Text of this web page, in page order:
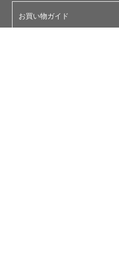
お買い物ガイド